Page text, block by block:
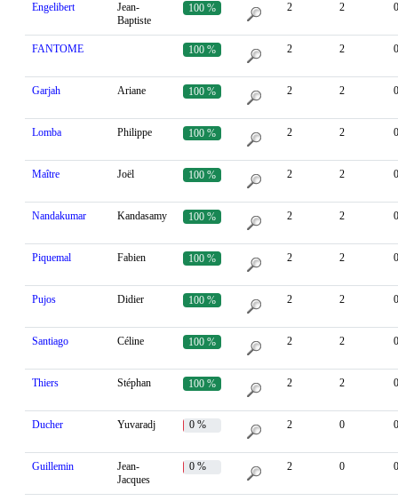
Engelibert
Jean-
Baptiste
100 % 2 2 0
FANTOME 100 % 2 2 0
Garjah Ariane 100 % 2 2 0
Lomba Philippe 100 % 2 2 0
Maître Joël 100 % 2 2 0
Nandakumar Kandasamy 100 % 2 2 0
Piquemal Fabien 100 % 2 2 0
Pujos Didier 100 % 2 2 0
Santiago Céline 100 % 2 2 0
Thiers Stéphan 100 % 2 2 0
Ducher Yuvaradj 0 % 2 0 0
Guillemin
Jean-
Jacques
0 % 2 0 0